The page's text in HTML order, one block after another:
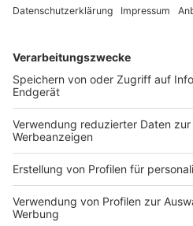
Betreiber muss man aber als
Verbraucherzentrale beraten
ihr vertreten lassen.
Anzeige
Wann muss eine Airline
zahlen?
Anzeige